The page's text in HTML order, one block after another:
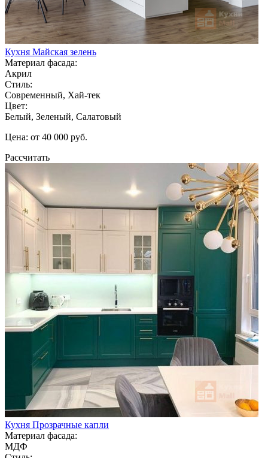
Кухня Майская зелень
Материал фасада:
Акрил
Стиль:
Современный, Хай-тек
Цвет:
Белый, Зеленый, Салатовый
Цена: от 40 000 руб.
Рассчитать
Кухня Прозрачные капли
Материал фасада:
МДФ